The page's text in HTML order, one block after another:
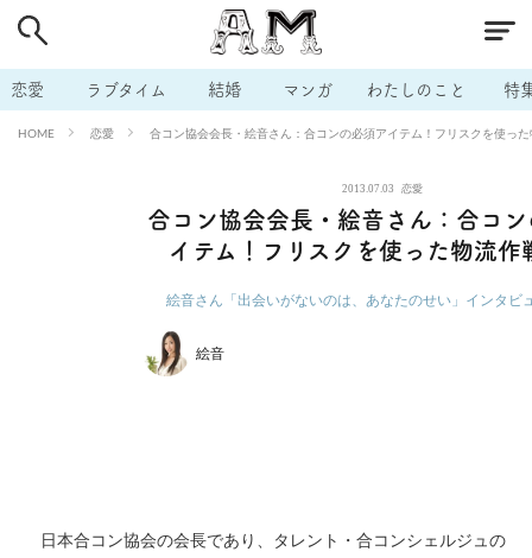
恋愛 ラブタイム 結婚 マンガ わたしのこと 特
HOME 恋愛 合コン協会会長・絵音さん：合コンの必須アイテム！フリスクを使っ
2013.07.03 恋愛
合コン協会会長・絵音さん：合コ
イテム！フリスクを使った物流作
絵音さん「出会いがないのは、あなたのせい」インタビ
絵音
日本合コン協会の会長であり、タレント・合コンシェルジュの
# 男の本音 # セフレ # 不倫
# 出会う方法 # マッチングアプリ # ラブグッズ # 体の相